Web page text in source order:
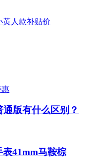
版有什么区别？
41mm马鞍棕